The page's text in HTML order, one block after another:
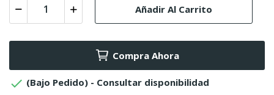
Añadir Al Carrito
Compra Ahora
 (Bajo Pedido) - Consultar disponibilidad